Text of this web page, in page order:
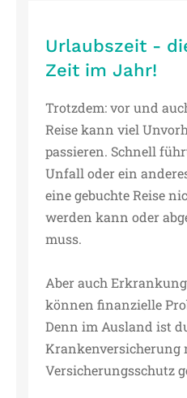
Urlaubszeit -
Zeit im Jahr!
Trotzdem: vor und
Reise kann viel
passieren. Schnell
Unfall oder ein
eine gebuchte Reise
werden kann oder
muss.
Aber auch
können finanzielle
Denn im Ausland ist
Krankenversicherung
Versicherungsschutz